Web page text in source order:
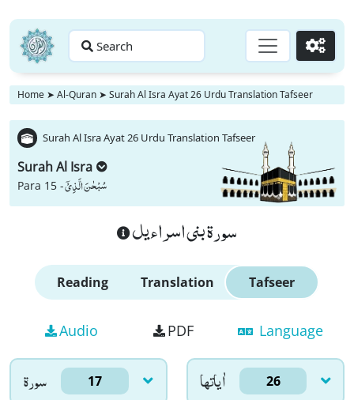
Search Go
Home ➤ Al-Quran ➤ Surah Al Isra Ayat 26 Urdu Translation Tafseer
Surah Al Isra Ayat 26 Urdu Translation Tafseer
Surah Al Isra
Para 15 -سُبْحٰنَ الَّذِیْۤ
سورة بنى اسراءيل
Reading Translation Tafseer
Audio PDF Language
سورۃ 17 اٰياتها 26